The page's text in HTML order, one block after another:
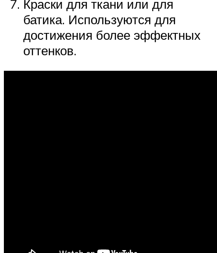
Краски для ткани или для
батика. Используются для
достижения более эффектных
оттенков.